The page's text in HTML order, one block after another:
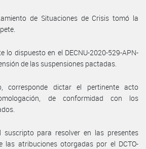
de Situaciones de Crisis tomó la
lo dispuesto en el DECNU-2020-529-APN-
de las suspensiones pactadas.
corresponde dictar el pertinente acto
de conformidad con los
suscripto para resolver en las presentes
las atribuciones otorgadas por el DCTO-